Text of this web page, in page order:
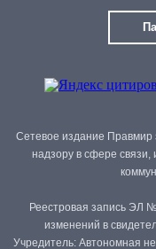
Сетевое издание Правмир
надзору в сфере
Реестровая запись ЭЛ
изменений в
Учредитель: Автономная